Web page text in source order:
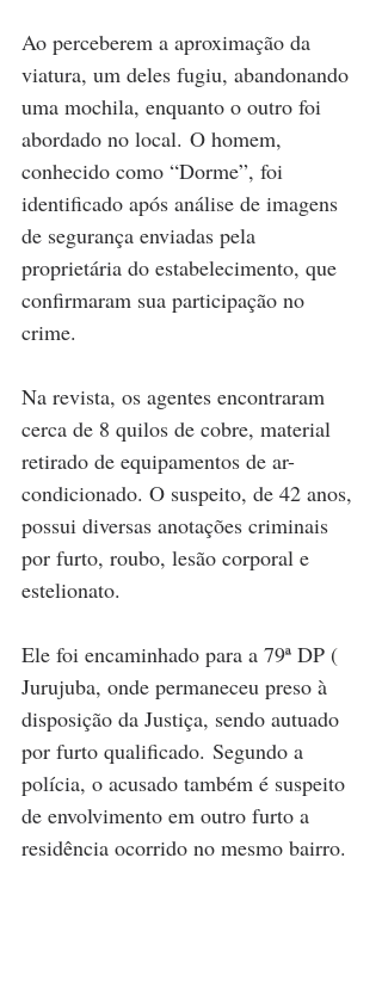
Ao perceberem a aproximação da
viatura, um deles fugiu, abandonando
uma mochila, enquanto o outro foi
abordado no local. O homem,
conhecido como “Dorme”, foi
identificado após análise de imagens
de segurança enviadas pela
proprietária do estabelecimento, que
confirmaram sua participação no
crime.
Na revista, os agentes encontraram
cerca de 8 quilos de cobre, material
retirado de equipamentos de ar-
condicionado. O suspeito, de 42 anos,
possui diversas anotações criminais
por furto, roubo, lesão corporal e
estelionato.
Ele foi encaminhado para a 79ª DP (
Jurujuba, onde permaneceu preso à
disposição da Justiça, sendo autuado
por furto qualificado. Segundo a
polícia, o acusado também é suspeito
de envolvimento em outro furto a
residência ocorrido no mesmo bairro.